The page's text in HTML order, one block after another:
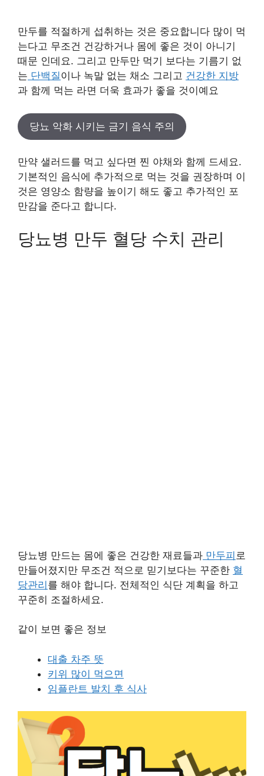
만두를 적절하게 섭취하는 것은 중요합니다 많이 먹
는다고 무조건 건강하거나 몸에 좋은 것이 아니기
때문 인데요. 그리고 만두만 먹기 보다는 기름기 없
는 단백질이나 녹말 없는 채소 그리고 건강한 지방
과 함께 먹는 라면 더욱 효과가 좋을 것이예요
당뇨 악화 시키는 금기 음식 주의
만약 샐러드를 먹고 싶다면 찐 야채와 함께 드세요.
기본적인 음식에 추가적으로 먹는 것을 권장하며 이
것은 영양소 함량을 높이기 해도 좋고 추가적인 포
만감을 준다고 합니다.
당뇨병 만두 혈당 수치 관리
당뇨병 만드는 몸에 좋은 건강한 재료들과 만두피 로
만들어졌지만 무조건 적으로 믿기보다는 꾸준한 혈
당관리를 해야 합니다. 전체적인 식단 계획을 하고
꾸준히 조절하세요.
같이 보면 좋은 정보
대출 차주 뜻
키위 많이 먹으면
임플란트 발치 후 식사